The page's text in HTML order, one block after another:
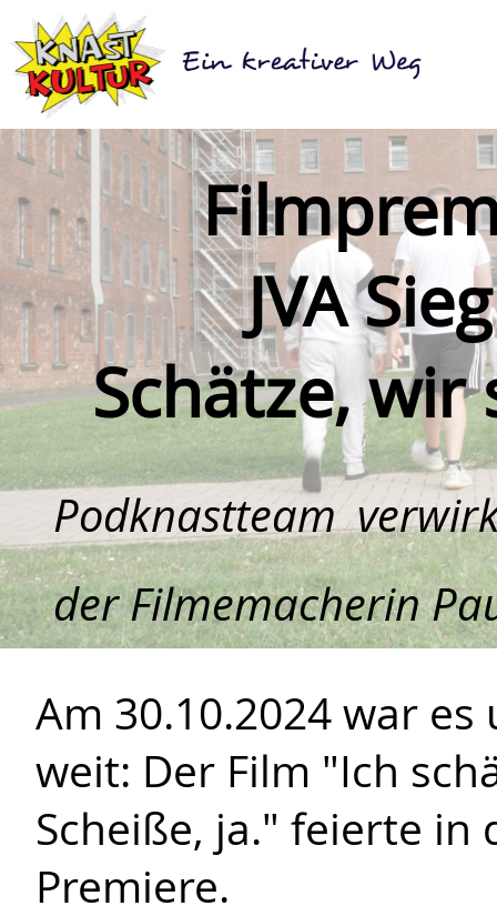
JVA
Schätze, wir
Podknastteam
der Filmemacherin
Am 30.10.2024 war
weit: Der Film "Ich
Scheiße, ja." feierte in
Premiere.